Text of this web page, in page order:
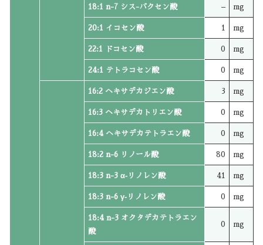
18:1 n-7 シス-バクセン酸 – mg
20:1 イコセン酸 1 mg
22:1 ドコセン酸 0 mg
24:1 テトラコセン酸 0 mg
16:2 ヘキサデカジエン酸 3 mg
16:3 ヘキサデカトリエン酸 0 mg
16:4 ヘキサデカテトラエン酸 0 mg
18:2 n-6 リノール酸 80 mg
18:3 n-3 α‐リノレン酸 41 mg
18:3 n-6 γ‐リノレン酸 0 mg
18:4 n-3 オクタデカテトラエン
酸
0 mg